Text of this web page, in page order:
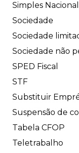
Simples Nacional
Sociedade
Sociedade
Sociedade não
SPED Fiscal
STF
Substituir
Suspensão de
Tabela CFOP
Teletrabalho